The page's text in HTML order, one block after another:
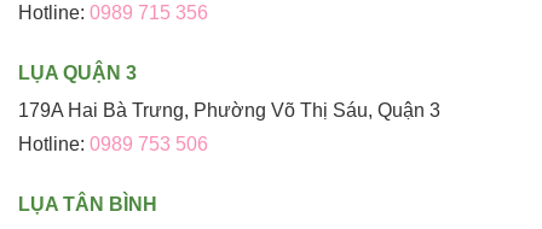
Hotline: 0989 715 356
LỤA QUẬN 3
179A Hai Bà Trưng, Phường Võ Thị Sáu, Quận 3
Hotline: 0989 753 506
LỤA TÂN BÌNH